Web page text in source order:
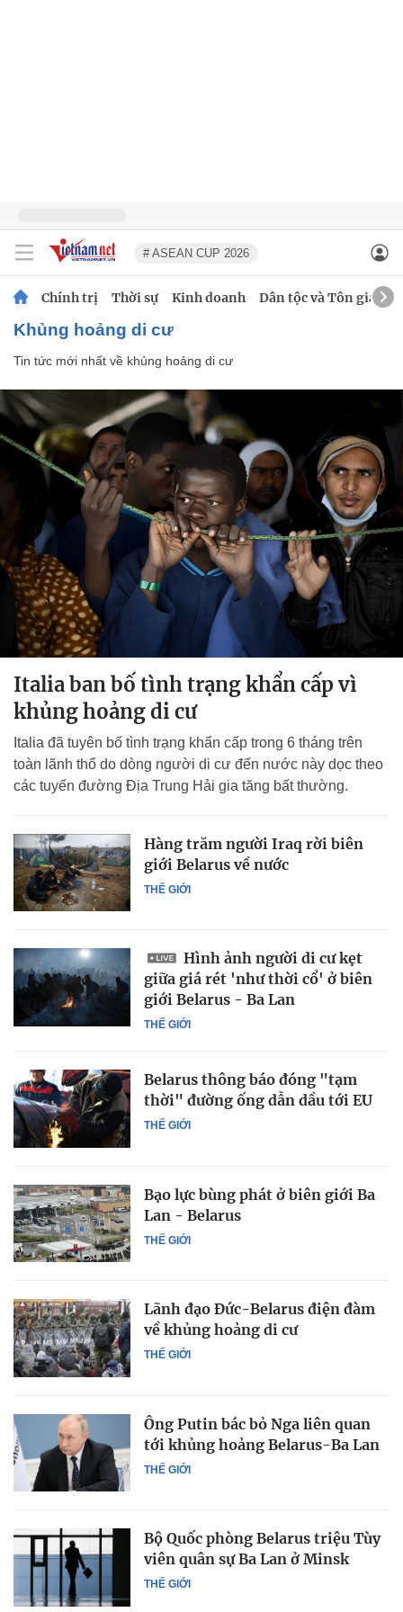
# ASEAN CUP 2026
Chính trị Thời sự Kinh doanh Dân tộc và Tôn giáo
khủng hoảng di cư
Tin tức mới nhất về khủng hoảng di cư
Italia ban bố tình trạng khẩn cấp vì
khủng hoảng di cư
Italia đã tuyên bố tình trạng khẩn cấp trong 6 tháng trên
toàn lãnh thổ do dòng người di cư đến nước này dọc theo
các tuyến đường Địa Trung Hải gia tăng bất thường.
THẾ GIỚI
Hàng trăm người Iraq rời biên
giới Belarus về nước
THẾ GIỚI
Hình ảnh người di cư kẹt
giữa giá rét 'như thời cổ' ở biên
giới Belarus - Ba Lan
THẾ GIỚI
Belarus thông báo đóng "tạm
thời" đường ống dẫn dầu tới EU
THẾ GIỚI
Bạo lực bùng phát ở biên giới Ba
Lan - Belarus
THẾ GIỚI
Lãnh đạo Đức-Belarus điện đàm
về khủng hoảng di cư
THẾ GIỚI
Ông Putin bác bỏ Nga liên quan
tới khủng hoảng Belarus-Ba Lan
THẾ GIỚI
Bộ Quốc phòng Belarus triệu Tùy
viên quân sự Ba Lan ở Minsk